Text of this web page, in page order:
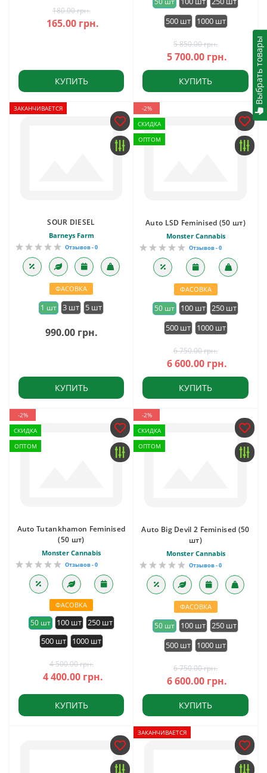
Выбрать товары
180.00 грн.
165.00 грн.
КУПИТЬ
500 шт
1000 шт
5 850.00 грн.
5 700.00 грн.
КУПИТЬ
ЗАКАНЧИВАЕТСЯ
SOUR DIESEL
Barneys Farm
Отзывов - 0
ФАСОВКА
1 шт 3 шт 5 шт
990.00 грн.
КУПИТЬ
-2%
СКИДКА
ОПТОМ
Auto LSD Feminised (50 шт)
Monster Cannabis
Отзывов - 0
ФАСОВКА
50 шт 100 шт 250 шт
500 шт
1000 шт
6 750.00 грн.
6 600.00 грн.
КУПИТЬ
-2%
СКИДКА
ОПТОМ
Auto Tutankhamon Feminised
(50 шт)
Monster Cannabis
Отзывов - 0
ФАСОВКА
50 шт 100 шт 250 шт
500 шт
1000 шт
4 500.00 грн.
4 400.00 грн.
КУПИТЬ
-2%
СКИДКА
ОПТОМ
Auto Big Devil 2 Feminised (50
шт)
Monster Cannabis
Отзывов - 0
ФАСОВКА
50 шт 100 шт 250 шт
500 шт
1000 шт
6 750.00 грн.
6 600.00 грн.
КУПИТЬ
ЗАКАНЧИВАЕТСЯ